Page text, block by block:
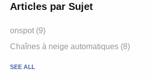
Articles par Sujet
onspot (9)
Chaînes à neige automatiques (8)
SEE ALL